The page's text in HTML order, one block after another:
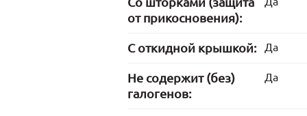
от прикосновения):
С откидной крышкой: Да
Не содержит (без)
галогенов:
Да